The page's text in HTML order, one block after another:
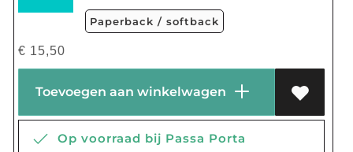
Paperback / softback
€ 15,50
Toevoegen aan winkelwagen
Op voorraad bij Passa Porta